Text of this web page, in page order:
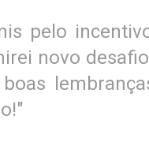
pelo
novo